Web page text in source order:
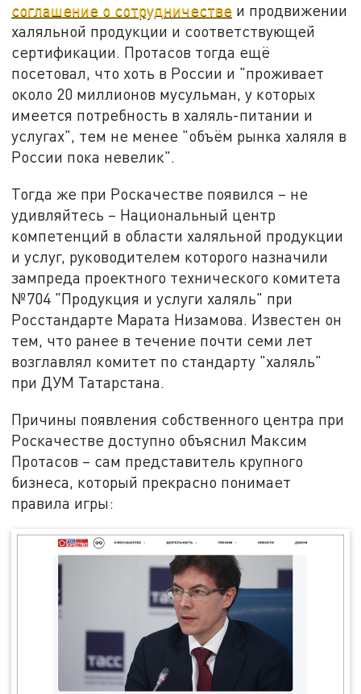
соглашение о сотрудничестве и продвижении
халяльной продукции и соответствующей
сертификации. Протасов тогда ещё
посетовал, что хоть в России и "проживает
около 20 миллионов мусульман, у которых
имеется потребность в халяль-питании и
услугах", тем не менее "объём рынка халяля в
России пока невелик".
Тогда же при Роскачестве появился – не
удивляйтесь – Национальный центр
компетенций в области халяльной продукции
и услуг, руководителем которого назначили
зампреда проектного технического комитета
№704 "Продукция и услуги халяль" при
Росстандарте Марата Низамова. Известен он
тем, что ранее в течение почти семи лет
возглавлял комитет по стандарту "халяль"
при ДУМ Татарстана.
Причины появления собственного центра при
Роскачестве доступно объяснил Максим
Протасов – сам представитель крупного
бизнеса, который прекрасно понимает
правила игры: